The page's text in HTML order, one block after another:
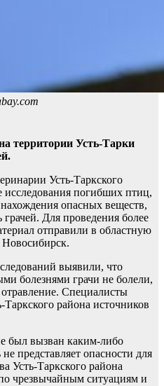
территории Усть-Тарки
Усть-Таркского
исследования погибших птиц,
опасных веществ,
Для проведения более
отправили в областную
выявили, что
болезнями грачи не болели,
Специалисты
района источников
был вызван каким-либо
представляет опасности для
Усть-Таркского района
чрезвычайным ситуациям и